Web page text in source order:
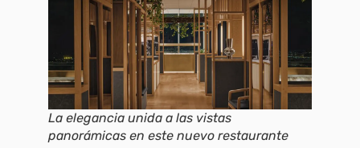
La elegancia unida a las vistas
panorámicas en este nuevo restaurante